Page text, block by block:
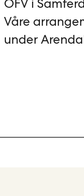
OFV i
Våre
under